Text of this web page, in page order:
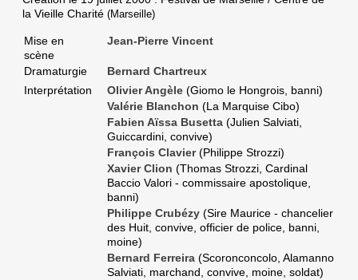
la Vieille Charité (Marseille)
Mise en
scène
Jean-Pierre Vincent
Dramaturgie
Bernard Chartreux
Interprétation
Olivier Angèle (Giomo le Hongrois, banni)
Valérie Blanchon (La Marquise Cibo)
Fabien Aïssa Busetta (Julien Salviati,
Guiccardini, convive)
François Clavier (Philippe Strozzi)
Xavier Clion (Thomas Strozzi, Cardinal
Baccio Valori - commissaire apostolique,
banni)
Philippe Crubézy (Sire Maurice - chancelier
des Huit, convive, officier de police, banni,
moine)
Bernard Ferreira (Scoronconcolo, Alamanno
Salviati, marchand, convive, moine, soldat)